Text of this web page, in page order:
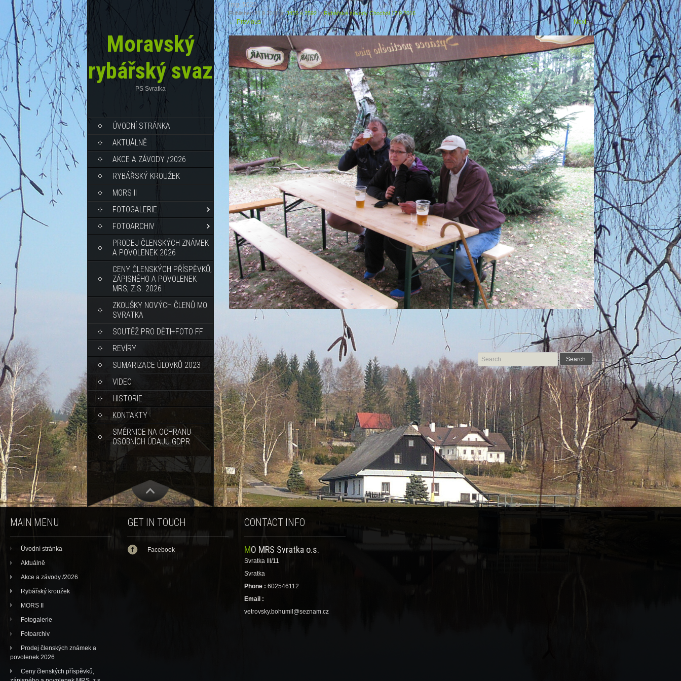
Moravský
rybářský svaz
PS Svratka
ÚVODNÍ STRÁNKA
AKTUÁLNĚ
AKCE A ZÁVODY /2026
RYBÁŘSKÝ KROUŽEK
MORS II
FOTOGALERIE
FOTOARCHIV
PRODEJ ČLENSKÝCH ZNÁMEK
A POVOLENEK 2026
CENY ČLENSKÝCH PŘÍSPĚVKŮ,
ZÁPISNÉHO A POVOLENEK
MRS, Z.S. 2026
ZKOUŠKY NOVÝCH ČLENŮ MO
SVRATKA
SOUTĚŽ PRO DĚTI+FOTO FF
REVÍRY
SUMARIZACE ÚLOVKŮ 2023
VIDEO
HISTORIE
KONTAKTY
SMĚRNICE NA OCHRANU
OSOBNÍCH ÚDAJŮ GDPR
img_5025
Published21.9.2016at3456 × 2592inRybářské závody Chochol 17.9 2016
←Previous Next→
Search for:
MAIN MENU
Úvodní stránka
Aktuálně
Akce a závody /2026
Rybářský kroužek
MORS II
Fotogalerie
Fotoarchiv
Prodej členských známek a
povolenek 2026
Ceny členských příspěvků,
GET IN TOUCH
Facebook
CONTACT INFO
MO MRS Svratka o.s.
Svratka III/11
Svratka
Phone : 602546112
Email :
vetrovsky.bohumil@seznam.cz